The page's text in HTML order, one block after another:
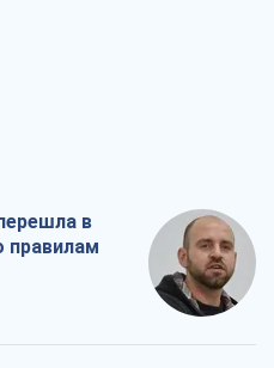
в
правилам